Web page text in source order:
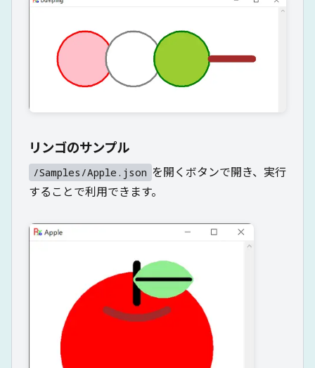
リンゴのサンプル
/Samples/Apple.json を開くボタンで開き、実行
することで利用できます。